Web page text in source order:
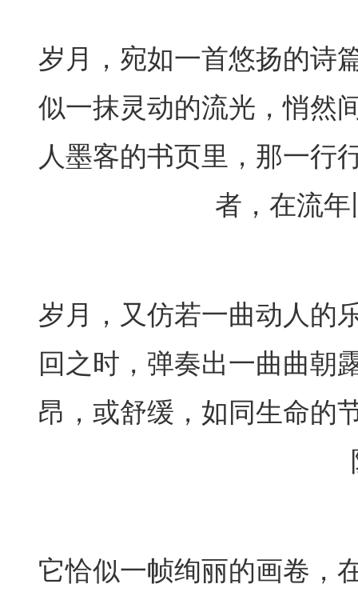
岁月，宛如一首悠扬的诗
似一抹灵动的流光，悄然
人墨客的书页里，那一行
者，在流
岁月，又仿若一曲动人的
回之时，弹奏出一曲曲朝
昂，或舒缓，如同生命的
它恰似一帧绚丽的画卷，